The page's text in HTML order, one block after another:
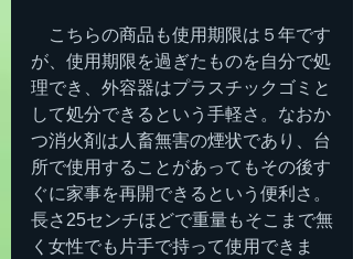
こちらの商品も使用期限は５年です
が、使用期限を過ぎたものを自分で処
理でき、外容器はプラスチックゴミと
して処分できるという手軽さ。なおか
つ消火剤は人畜無害の煙状であり、台
所で使用することがあってもその後す
ぐに家事を再開できるという便利さ。
長さ25センチほどで重量もそこまで無
く女性でも片手で持って使用できま